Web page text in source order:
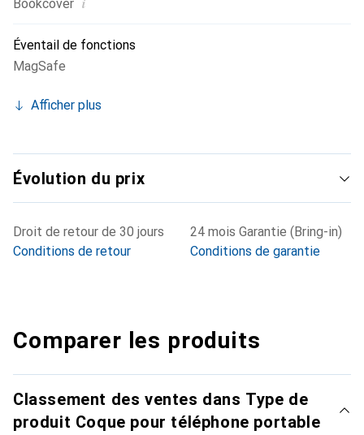
Bookcover
Éventail de fonctions
MagSafe
Afficher plus
Évolution du prix
Droit de retour de 30 jours
Conditions de retour
24 mois Garantie (Bring-in)
Conditions de garantie
Comparer les produits
Classement des ventes dans Type de
produit Coque pour téléphone portable